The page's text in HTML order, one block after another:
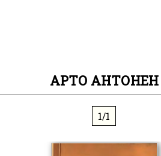
АРТО АНТОНЕН
1/1